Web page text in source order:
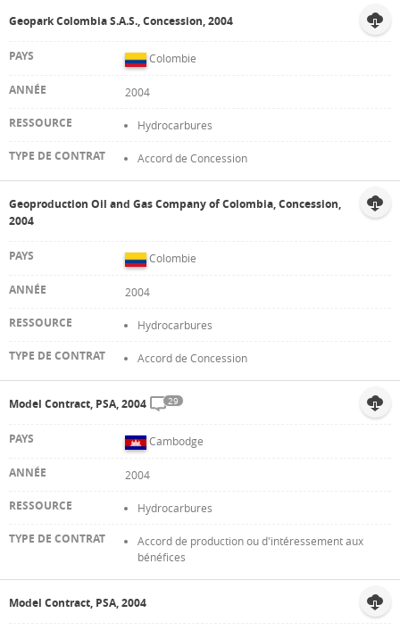
Geopark Colombia S.A.S., Concession, 2004
Colombie
2004
Hydrocarbures
Accord de Concession
Geoproduction Oil and Gas Company of Colombia, Concession,
2004
Colombie
2004
Hydrocarbures
Accord de Concession
Model Contract, PSA, 2004 29
Cambodge
2004
Hydrocarbures
Accord de production ou d'intéressement aux
bénéfices
Model Contract, PSA, 2004